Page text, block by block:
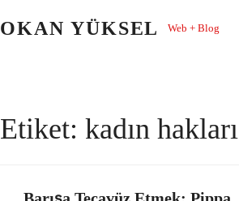
OKAN YÜKSEL Web + Blog
Etiket:kadın hakları